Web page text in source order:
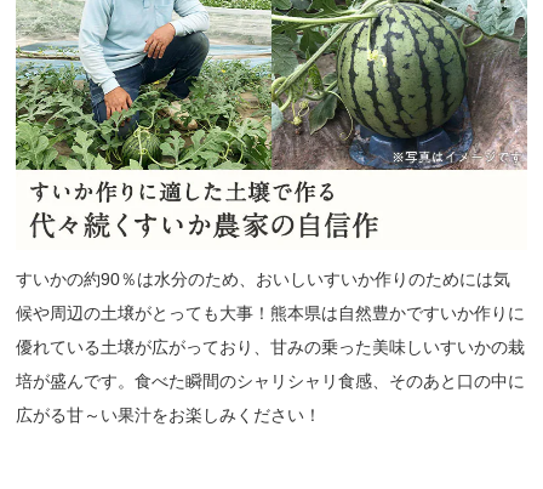
すいかの約90％は水分のため、おいしいすいか作りのためには気
候や周辺の土壌がとっても大事！熊本県は自然豊かですいか作りに
優れている土壌が広がっており、甘みの乗った美味しいすいかの栽
培が盛んです。食べた瞬間のシャリシャリ食感、そのあと口の中に
広がる甘～い果汁をお楽しみください！